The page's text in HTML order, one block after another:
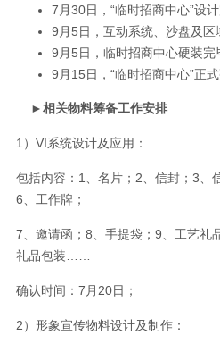
7月30日，“临时招商中心”设
9月5日，互动系统、沙盘及区
9月5日，临时招商中心硬装完
9月15日，“临时招商中心”正
►相关物料筹备工作安排
1）VI系统设计及应用：
包括内容：1、名片；2、信封；3、
6、工作牌；
7、邀请函；8、手提袋；9、工艺礼
礼品包装……
确认时间：7月20日；
2）形象宣传物料设计及制作：